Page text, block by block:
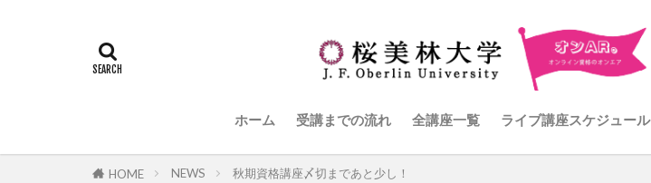
ホーム 受講までの流れ 全講座一覧 ライブ講座スケジュール
HOME NEWS 秋期資格講座〆切まであと少し！